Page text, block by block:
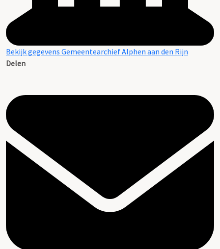
Bekijk gegevens Gemeentearchief Alphen aan den Rijn
Delen